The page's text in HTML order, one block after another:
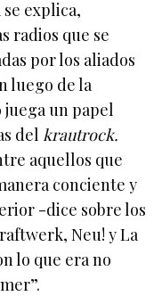
explica,
radios que se
por los aliados
luego de la
juega un papel
del krautrock.
aquellos que
conciente y
-dice sobre los
Neu! y La
lo que era no